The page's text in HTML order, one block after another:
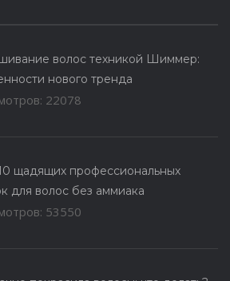
волос техникой Шиммер:
нового тренда
22078
щадящих профессиональных
для волос без аммиака
53550